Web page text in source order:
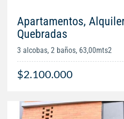
Apartamentos,
Quebradas
3 alcobas, 2 baños, 63,00mts2
$2.100.000